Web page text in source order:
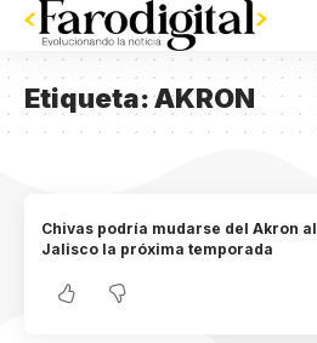
Etiqueta:AKRON
Chivas podría mudarse del Akron al
Jalisco la próxima temporada